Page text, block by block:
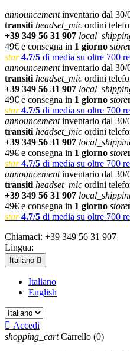
announcementinventario dal 30/
transiti headset_mic ordini
+39 349 56 31 907
49€ e consegna in 1 giorno store
star 4.7/5 di media su oltre 700
announcementinventario dal 30/
transiti headset_mic ordini
+39 349 56 31 907
49€ e consegna in 1 giorno store
star 4.7/5 di media su oltre 700
announcementinventario dal 30/
transiti headset_mic ordini
+39 349 56 31 907
49€ e consegna in 1 giorno store
star 4.7/5 di media su oltre 700
announcementinventario dal 30/
transiti headset_mic ordini
+39 349 56 31 907
49€ e consegna in 1 giorno store
star 4.7/5 di media su oltre 700
Chiamaci: +39 349 56 31 907
Lingua:
Italiano 
Italiano
English
 Accedi
shopping_cart Carrello (0)